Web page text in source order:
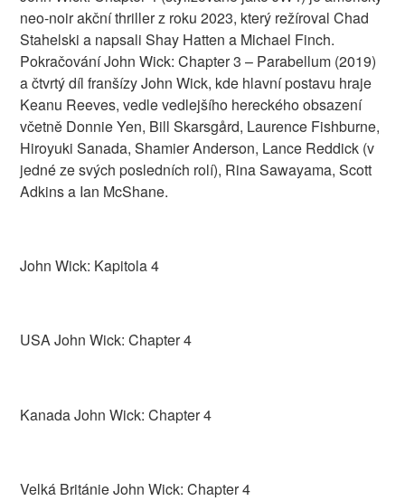
neo-noir akční thriller z roku 2023, který režíroval Chad
Stahelski a napsali Shay Hatten a Michael Finch.
Pokračování John Wick: Chapter 3 – Parabellum (2019)
a čtvrtý díl franšízy John Wick, kde hlavní postavu hraje
Keanu Reeves, vedle vedlejšího hereckého obsazení
včetně Donnie Yen, Bill Skarsgård, Laurence Fishburne,
Hiroyuki Sanada, Shamier Anderson, Lance Reddick (v
jedné ze svých posledních rolí), Rina Sawayama, Scott
Adkins a Ian McShane.
John Wick: Kapitola 4
USA John Wick: Chapter 4
Kanada John Wick: Chapter 4
Velká Británie John Wick: Chapter 4